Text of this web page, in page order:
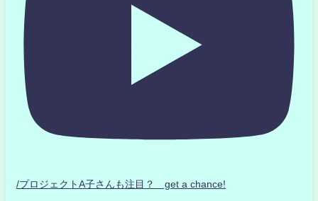
/プロジェクトA子さんも注目？ get a chance!